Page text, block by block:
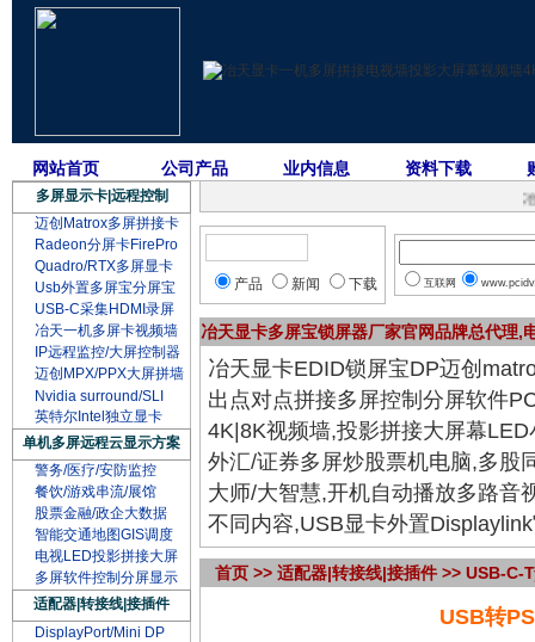
网站首页 公司产品 业内信息 资料下载
多屏显示卡|远程控制
迈创Matrox多屏拼接卡
Radeon分屏卡FirePro
Quadro/RTX多屏显卡
Usb外置多屏宝分屏宝
USB-C采集HDMI录屏
冶天一机多屏卡视频墙
IP远程监控/大屏控制器
迈创MPX/PPX大屏拼墙
Nvidia surround/SLI
英特尔Intel独立显卡
单机多屏远程云显示方案
警务/医疗/安防监控
餐饮/游戏串流/展馆
股票金融/政企大数据
智能交通地图GIS调度
电视LED投影拼接大屏
多屏软件控制分屏显示
适配器|转接线|接插件
DisplayPort/Mini DP
冶
产品 新闻 下载 互联网
冶天显卡多屏宝锁屏器厂家官网品牌总代理,
冶天显卡EDID锁屏宝DP迈创
出点对点拼接多屏控制分屏软件
4K|8K视频墙,投影拼接大屏幕
外汇/证券多屏炒股票机电脑,多股
大师/大智慧,开机自动播放多路音
不同内容,USB显卡外置
首页 >> 适配器|转接线|接插件 >> USB-C-
USB转